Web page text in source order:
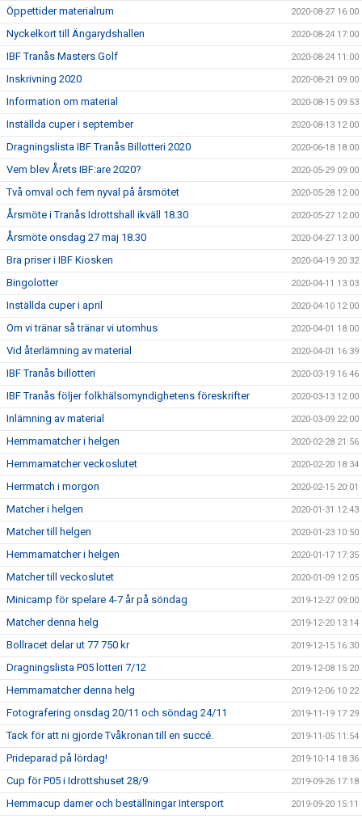
Öppettider materialrum 2020-08-27 16:00
Nyckelkort till Ängarydshallen 2020-08-24 17:00
IBF Tranås Masters Golf 2020-08-24 11:00
Inskrivning 2020 2020-08-21 09:00
Information om material 2020-08-15 09:53
Inställda cuper i september 2020-08-13 12:00
Dragningslista IBF Tranås Billotteri 2020 2020-06-18 18:00
Vem blev Årets IBF:are 2020? 2020-05-29 09:00
Två omval och fem nyval på årsmötet 2020-05-28 12:00
Årsmöte i Tranås Idrottshall ikväll 18.30 2020-05-27 12:00
Årsmöte onsdag 27 maj 18.30 2020-04-27 13:00
Bra priser i IBF Kiosken 2020-04-19 20:32
Bingolotter 2020-04-11 13:03
Inställda cuper i april 2020-04-10 12:00
Om vi tränar så tränar vi utomhus 2020-04-01 18:00
Vid återlämning av material 2020-04-01 16:39
IBF Tranås billotteri 2020-03-19 16:46
IBF Tranås följer folkhälsomyndighetens föreskrifter 2020-03-13 12:00
Inlämning av material 2020-03-09 22:00
Hemmamatcher i helgen 2020-02-28 21:56
Hemmamatcher veckoslutet 2020-02-20 18:34
Herrmatch i morgon 2020-02-15 20:01
Matcher i helgen 2020-01-31 12:43
Matcher till helgen 2020-01-23 10:50
Hemmamatcher i helgen 2020-01-17 17:35
Matcher till veckoslutet 2020-01-09 12:05
Minicamp för spelare 4-7 år på söndag 2019-12-27 09:00
Matcher denna helg 2019-12-20 13:14
Bollracet delar ut 77 750 kr 2019-12-15 16:30
Dragningslista P05 lotteri 7/12 2019-12-08 15:20
Hemmamatcher denna helg 2019-12-06 10:22
Fotografering onsdag 20/11 och söndag 24/11 2019-11-19 17:29
Tack för att ni gjorde Tvåkronan till en succé. 2019-11-05 11:54
Prideparad på lördag! 2019-10-14 18:36
Cup för P05 i Idrottshuset 28/9 2019-09-26 17:18
Hemmacup damer och beställningar Intersport 2019-09-20 15:11